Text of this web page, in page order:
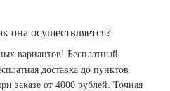
она осуществляется?
вариантов! Бесплатный
доставка до пунктов
заказе от 4000 рублей. Точная